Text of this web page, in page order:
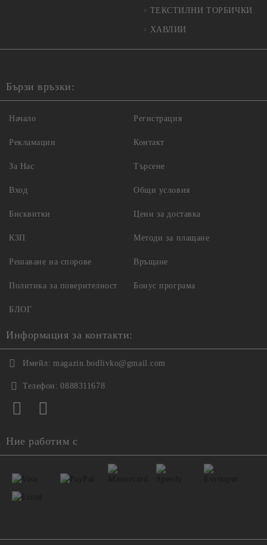
ТЕКСТИЛНИ ТОРБИЧКИ
ХАВЛИИ
Бързи връзки:
Начало
Рекламации
За Нас
Вход
Регистрация
Контакт
Търсене
Общи условия
Бисквитки
КЗП
Решаване на спорове
Политика за поверителност
Цени за доставка
Методи за плащане
Връщане
Бонус програма
БЛОГ
Информация за контакти:
Имейл: magazin.bodlivko@gmail.com
Телефон: 0888311678
Ние работим с